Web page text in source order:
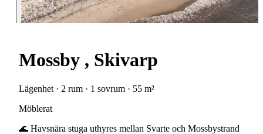
Mossby , Skivarp
Lägenhet · 2 rum · 1 sovrum · 55 m²
Möblerat
🌊 Havsnära stuga uthyres mellan Svarte och Mossbystrand